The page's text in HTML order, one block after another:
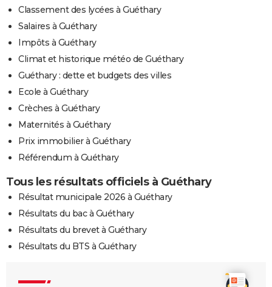
Classement des lycées à Guéthary
Salaires à Guéthary
Impôts à Guéthary
Climat et historique météo de Guéthary
Guéthary : dette et budgets des villes
Ecole à Guéthary
Crèches à Guéthary
Maternités à Guéthary
Prix immobilier à Guéthary
Référendum à Guéthary
Tous les résultats officiels à Guéthary
Résultat municipale 2026 à Guéthary
Résultats du bac à Guéthary
Résultats du brevet à Guéthary
Résultats du BTS à Guéthary